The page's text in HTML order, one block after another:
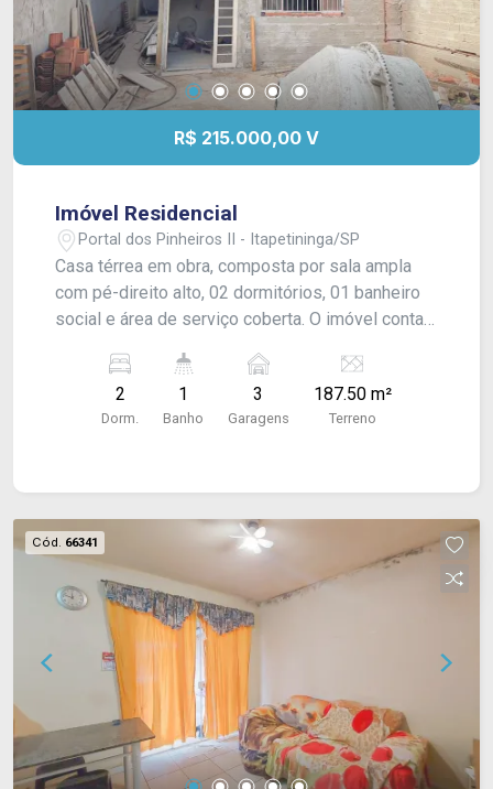
R$ 215.000,00 V
Imóvel Residencial
Portal dos Pinheiros II - Itapetininga/SP
Casa térrea em obra, composta por sala ampla
com pé-direito alto, 02 dormitórios, 01 banheiro
social e área de serviço coberta. O imóvel conta
externo que possibilita a implantação de varanda
gourmet ou jardim. Já possui pia de cozinha,
louças sanitárias dos banheiros e tanque
preferência.
2
Dorm.
1
Banho
3
Garagens
187.50 m²
Terreno
Cód. 66341